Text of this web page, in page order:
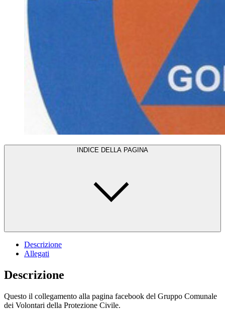
INDICE DELLA PAGINA
Descrizione
Allegati
Descrizione
Questo il collegamento alla pagina facebook del Gruppo Comunale
dei Volontari della Protezione Civile.